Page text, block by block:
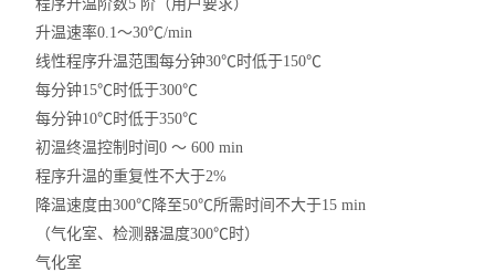
程序升温阶数5 阶（用户要求）
升温速率0.1～30℃/min
线性程序升温范围每分钟30℃时低于150℃
每分钟15℃时低于300℃
每分钟10℃时低于350℃
初温终温控制时间0 ～ 600 min
程序升温的重复性不大于2%
降温速度由300℃降至50℃所需时间不大于15 min
（气化室、检测器温度300℃时）
气化室